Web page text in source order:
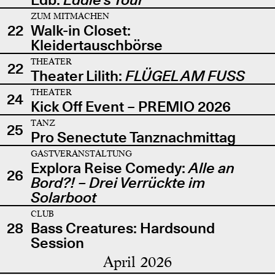
22
ZUM MITMACHEN
Walk-in Closet:
Kleidertauschbörse
22
THEATER
Theater Lilith: FLÜGEL AM FUSS
24
THEATER
Kick Off Event – PREMIO 2026
25
TANZ
Pro Senectute Tanznachmittag
26
GASTVERANSTALTUNG
Explora Reise Comedy:Alle an
Bord?! – Drei Verrückte im
Solarboot
28
CLUB
Bass Creatures: Hardsound
Session
April 2026